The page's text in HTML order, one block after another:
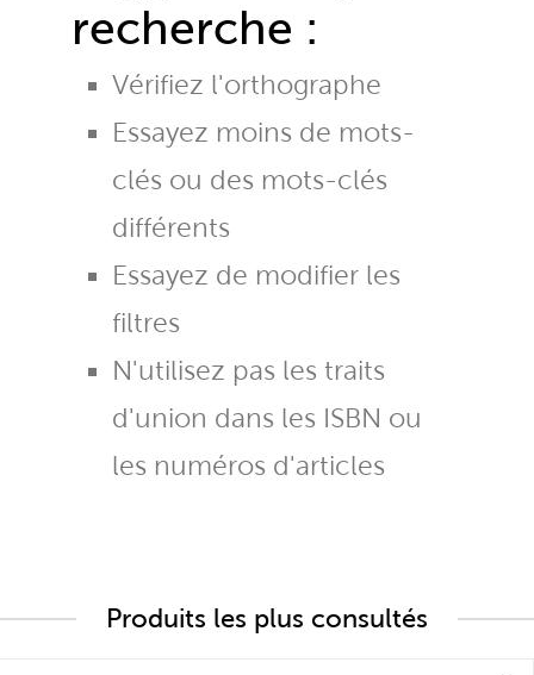
recherche :
Vérifiez l'orthographe
Essayez moins de mots-
clés ou des mots-clés
différents
Essayez de modifier les
filtres
N'utilisez pas les traits
d'union dans les ISBN ou
les numéros d'articles
Produits les plus consultés